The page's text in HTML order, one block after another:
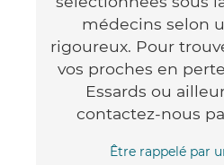
médecins selon
rigoureux. Pour
vos proches en
Essards ou
contactez-nous
Être rappelé par